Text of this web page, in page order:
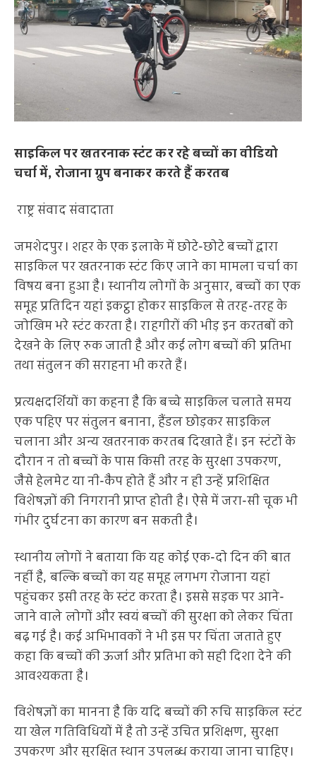
साइकिल पर खतरनाक स्टंट कर रहे बच्चों का वीडियो
चर्चा में, रोजाना ग्रुप बनाकर करते हैं करतब
राष्ट्र संवाद संवादाता
जमशेदपुर। शहर के एक इलाके में छोटे-छोटे बच्चों द्वारा
साइकिल पर खतरनाक स्टंट किए जाने का मामला चर्चा का
विषय बना हुआ है। स्थानीय लोगों के अनुसार, बच्चों का एक
समूह प्रतिदिन यहां इकट्ठा होकर साइकिल से तरह-तरह के
जोखिम भरे स्टंट करता है। राहगीरों की भीड़ इन करतबों को
देखने के लिए रुक जाती है और कई लोग बच्चों की प्रतिभा
तथा संतुलन की सराहना भी करते हैं।
प्रत्यक्षदर्शियों का कहना है कि बच्चे साइकिल चलाते समय
एक पहिए पर संतुलन बनाना, हैंडल छोड़कर साइकिल
चलाना और अन्य खतरनाक करतब दिखाते हैं। इन स्टंटों के
दौरान न तो बच्चों के पास किसी तरह के सुरक्षा उपकरण,
जैसे हेलमेट या नी-कैप होते हैं और न ही उन्हें प्रशिक्षित
विशेषज्ञों की निगरानी प्राप्त होती है। ऐसे में जरा-सी चूक भी
गंभीर दुर्घटना का कारण बन सकती है।
स्थानीय लोगों ने बताया कि यह कोई एक-दो दिन की बात
नहीं है, बल्कि बच्चों का यह समूह लगभग रोजाना यहां
पहुंचकर इसी तरह के स्टंट करता है। इससे सड़क पर आने-
जाने वाले लोगों और स्वयं बच्चों की सुरक्षा को लेकर चिंता
बढ़ गई है। कई अभिभावकों ने भी इस पर चिंता जताते हुए
कहा कि बच्चों की ऊर्जा और प्रतिभा को सही दिशा देने की
आवश्यकता है।
विशेषज्ञों का मानना है कि यदि बच्चों की रुचि साइकिल स्टंट
या खेल गतिविधियों में है तो उन्हें उचित प्रशिक्षण, सुरक्षा
उपकरण और सुरक्षित स्थान उपलब्ध कराया जाना चाहिए।